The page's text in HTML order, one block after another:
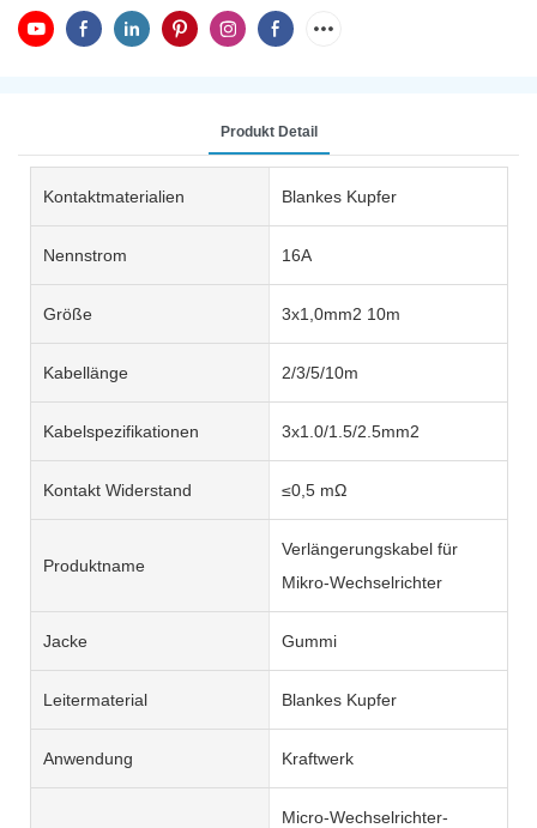
Produkt Detail
Kontaktmaterialien Blankes Kupfer
Nennstrom 16A
Größe 3x1,0mm2 10m
Kabellänge 2/3/5/10m
Kabelspezifikationen 3x1.0/1.5/2.5mm2
Kontakt Widerstand ≤0,5 mΩ
Produktname
Verlängerungskabel für
Mikro-Wechselrichter
Jacke Gummi
Leitermaterial Blankes Kupfer
Anwendung Kraftwerk
Micro-Wechselrichter-